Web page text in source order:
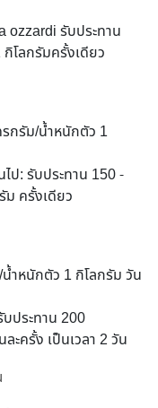
ozzardi รับประทาน
โลกรัมครั้งเดียว
รกรัม/น้ำหนักตัว 1
ป: รับประทาน 150 -
ม ครั้งเดียว
ำหนักตัว 1 กิโลกรัม วัน
ประทาน 200
ะครั้ง เป็นเวลา 2 วัน